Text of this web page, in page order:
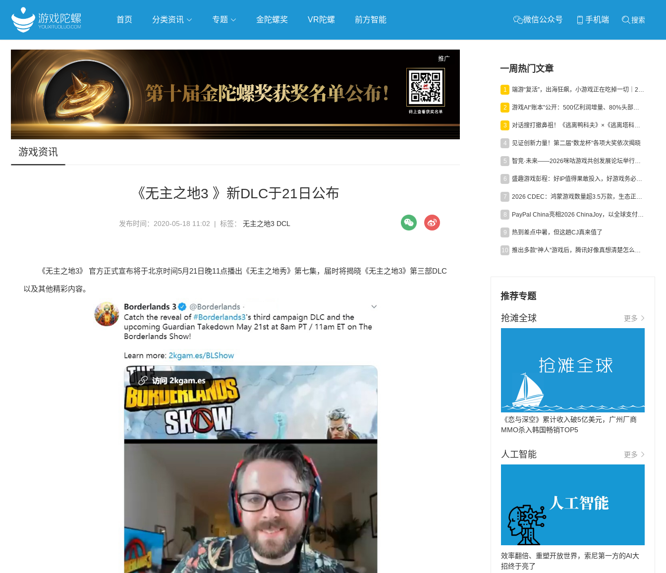
首页 分类资讯 专题
抢滩全球 人工智能 武侠游戏 独立游戏 云游戏
跨界Talk
金陀螺奖 VR陀螺 前方智能 微信公众号 手机端 搜索
推广
游戏资讯
《无主之地3 》新DLC于21日公布
发布时间：2020-05-18 11:02 | 标签： 无主之地3 DCL
《无主之地3》 官方正式宣布将于北京时间5月21日晚11点播出《无主之地秀》第七集，届时将揭晓《无主之地3》第三部DLC
以及其他精彩内容。
一周热门文章
1 端游“复活”，出海狂飙，小游戏正在吃掉一切｜2026上半年产业报告
2 游戏AI“账本”公开：500亿利润增量、80%头部入局，谁在闷声发财？
3 对话搜打撤鼻祖！《逃离鸭科夫》×《逃离塔科夫》官方线下沙龙落幕
4 见证创新力量！第二届“数龙杯”各项大奖依次揭晓
5 智竞·未来——2026咪咕游戏共创发展论坛举行：聚力精品内容、AI创作与电竞生态，共建高品质益智健康游戏社区
6 盛趣游戏彭程：好IP值得果敢投入，好游戏务必长效经营
7 2026 CDEC：鸿蒙游戏数量超3.5万款，生态正循环加速产业高质量发展
8 PayPal China亮相2026 ChinaJoy，以全球支付能力助力中国游戏企业深化全球运营
9 热到差点中暑，但这趟CJ真来值了
10 推出多款“神人”游戏后，腾讯好像真想清楚怎么做二次元了
推荐专题
抢滩全球 更多
《恋与深空》累计收入破5亿美元，广州厂商
MMO杀入韩国畅销TOP5
人工智能 更多
效率翻倍、重塑开放世界，索尼第一方的AI大
招终于亮了